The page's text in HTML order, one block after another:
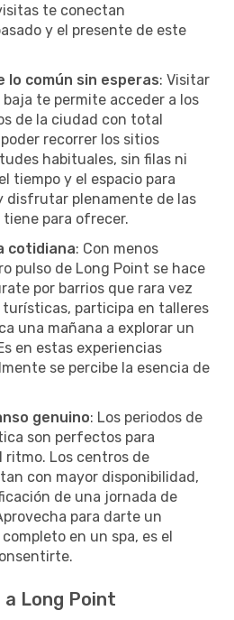
te conectan
y el presente de este
común sin esperas: Visitar
te permite acceder a los
de la ciudad con total
recorrer los sitios
habituales, sin filas ni
tiempo y el espacio para
disfrutar plenamente de las
para ofrecer.
cotidiana: Con menos
pulso de Long Point se hace
por barrios que rara vez
turísticas, participa en talleres
una mañana a explorar un
en estas experiencias
se percibe la esencia de
genuino: Los periodos de
son perfectos para
ritmo. Los centros de
con mayor disponibilidad,
de una jornada de
para darte un
en un spa, es el
Long Point